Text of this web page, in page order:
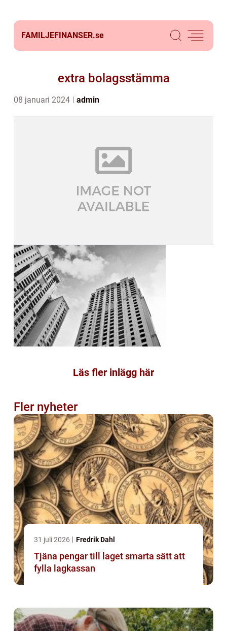
FAMILJEFINANSER.se
extra bolagsstämma
08 januari 2024 admin
Läs fler inlägg här
Fler nyheter
31 juli 2026 Fredrik Dahl
Tjäna pengar till laget smarta sätt att
fylla lagkassan